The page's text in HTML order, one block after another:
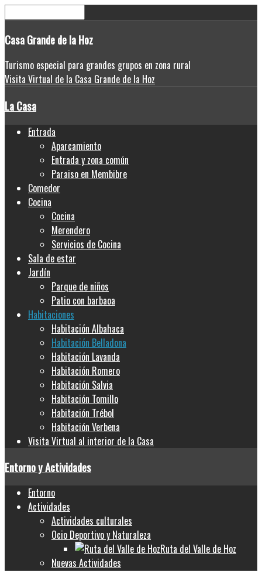
CasaGrande de la Hoz
Turismo especial para grandes grupos en zona rural
Visita Virtual de la Casa Grande de la Hoz
La Casa
Entrada
Aparcamiento
Entrada y zona común
Paraiso en Membibre
Comedor
Cocina
Cocina
Merendero
Servicios de Cocina
Sala de estar
Jardín
Parque de niños
Patio con barbaoa
Habitaciones
Habitación Albahaca
Habitación Belladona
Habitación Lavanda
Habitación Romero
Habitación Salvia
Habitación Tomillo
Habitación Trébol
Habitación Verbena
Visita Virtual al interior de la Casa
Entorno y Actividades
Entorno
Actividades
Actividades culturales
Ocio Deportivo y Naturaleza
Ruta del Valle de Hoz
Nuevas Actividades